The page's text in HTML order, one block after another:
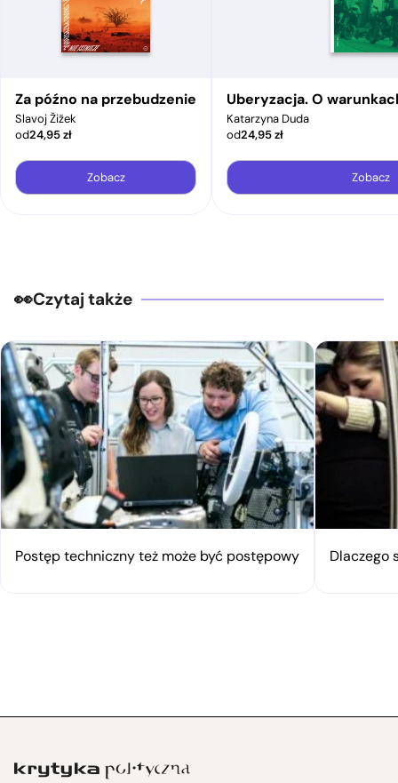
Za późno na przebudzenie
Slavoj Žižek
od24,95zł
Zobacz
Uberyzacja. O
Katarzyna Duda
od24,95zł
Zobacz
Czytaj także
Postęp techniczny też może być postępowy Dlaczego